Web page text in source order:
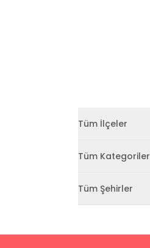
Tüm İlçeler
Tüm Kategoriler
Tüm Şehirler